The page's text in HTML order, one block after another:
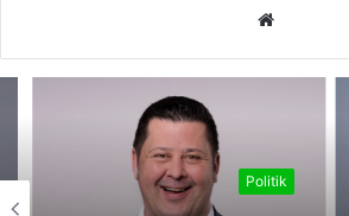
Webseite
Politik